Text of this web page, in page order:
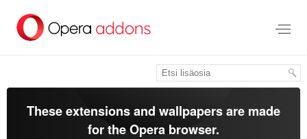
pääsisältöön
These extensions and wallpapers are made
for theOpera browser.